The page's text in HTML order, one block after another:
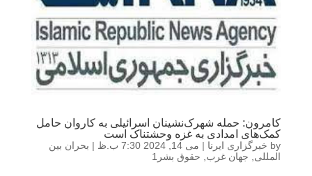
کامرون: حمله شهرک‌نشینان اسرائیلی به کاروان حامل
کمک‌های امدادی به غزه وحشتناک است
by خبرگزاری ایرنا | می 14, 2024 7:30 ب.ظ | بحران بین
المللی, جهان غرب, حقوق بشر1